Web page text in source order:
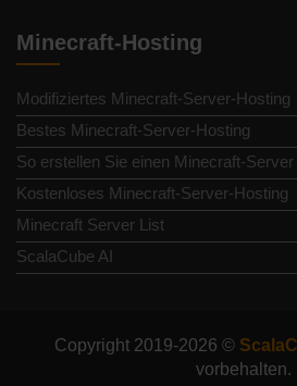
Minecraft-Hosting
Modifiziertes Minecraft-Server-Hosting
Bestes Minecraft-Server-Hosting
So erstellen Sie einen Minecraft-Server
Kostenloses Minecraft-Server-Hosting
Minecraft Server List
ScalaCube AI
Copyright 2019-2026 ©
vorbehalten.